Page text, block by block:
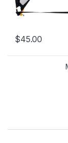
$45.00